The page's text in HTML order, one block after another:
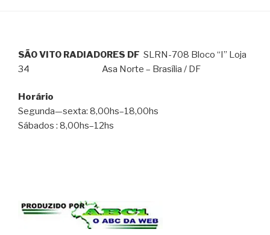
SÃO VITO RADIADORES DF SLRN-708 Bloco “I” Loja
34 Asa Norte – Brasília / DF
Horário
Segunda—sexta: 8,00hs–18,00hs
Sábados : 8,00hs–12hs